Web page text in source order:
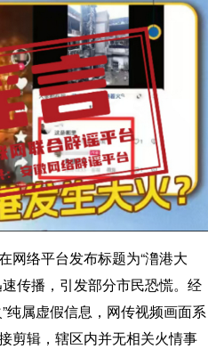
网络平台发布标题为“澛港大
传播，引发部分市民恐慌。经
纯属虚假信息，网传视频画面系
剪辑，辖区内并无相关火情事